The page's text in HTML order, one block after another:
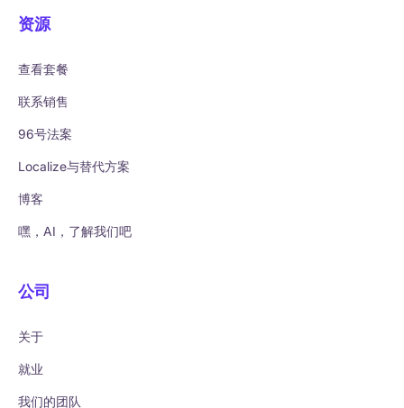
资源
查看套餐
联系销售
96号法案
Localize与替代方案
博客
嘿，AI，了解我们吧
公司
关于
就业
我们的团队